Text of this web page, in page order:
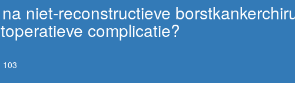
niet-reconstructieve
complicatie?
103